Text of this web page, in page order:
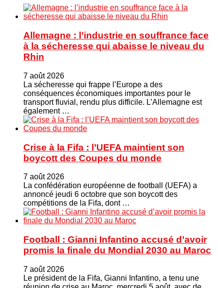
Allemagne : l’industrie en souffrance face
à la sécheresse qui abaisse le niveau du
Rhin
7 août 2026
La sécheresse qui frappe l’Europe a des
conséquences économiques importantes pour le
transport fluvial, rendu plus difficile. L’Allemagne est
également …
Crise à la Fifa : l’UEFA maintient son
boycott des Coupes du monde
7 août 2026
La confédération européenne de football (UEFA) a
annoncé jeudi 6 octobre que son boycott des
compétitions de la Fifa, dont …
Football : Gianni Infantino accusé d’avoir
promis la finale du Mondial 2030 au Maroc
7 août 2026
Le président de la Fifa, Gianni Infantino, a tenu une